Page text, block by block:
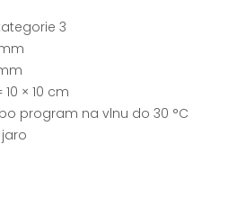
3
× 10 cm
program na vlnu do 30 °C